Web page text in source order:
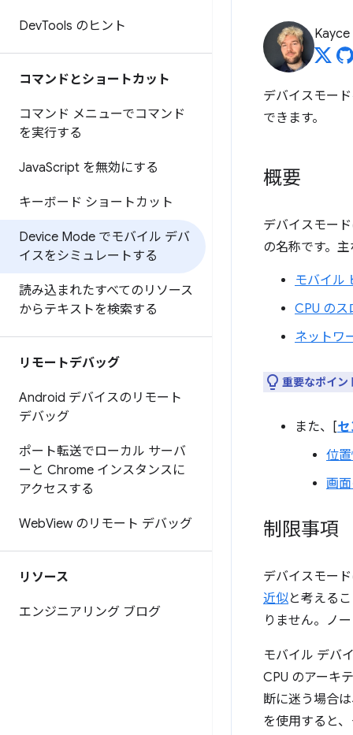
DevTools のヒント
コマンドとショートカット
コマンド メニューでコマンド
を実行する
JavaScript を無効にする
キーボード ショートカット
Device Mode でモバイル デバ
イスをシミュレートする
読み込まれたすべてのリソース
からテキストを検索する
リモートデバッグ
Android デバイスのリモート
デバッグ
ポート転送でローカル サーバ
ーと Chrome インスタンスに
アクセスする
WebView のリモート デバッグ
リソース
エンジニアリング ブログ
デバイスモー
できます。
概要
デバイスモー
の名称です。
モバイル
CPU の
ネットワ
重要なポイン
また、[
位
画
制限事項
デバイスモー
近似と考える
りません。ノ
モバイル デバ
CPU のアーキ
断に迷う場合
を使用すると